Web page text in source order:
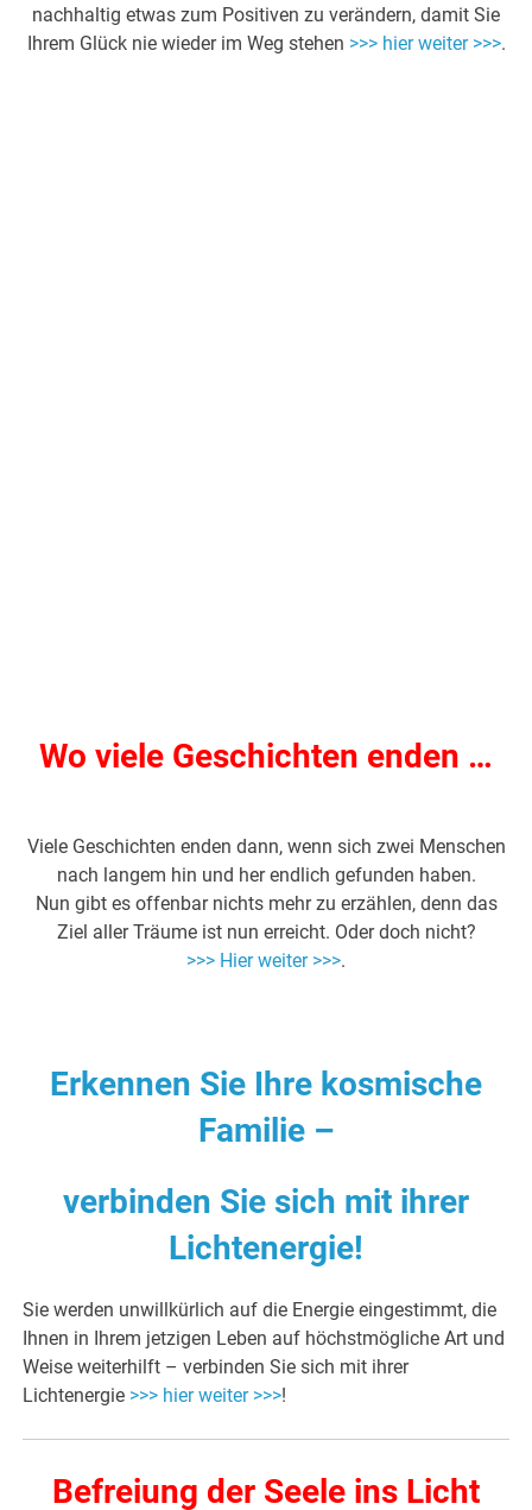
nachhaltig etwas zum Positiven zu verändern, damit Sie
Ihrem Glück nie wieder im Weg stehen >>> hier weiter >>>.
Wo viele Geschichten enden …
Viele Geschichten enden dann, wenn sich zwei Menschen
nach langem hin und her endlich gefunden haben.
Nun gibt es offenbar nichts mehr zu erzählen, denn das
Ziel aller Träume ist nun erreicht. Oder doch nicht?
>>> Hier weiter >>>.
Erkennen Sie Ihre kosmische
Familie –
verbinden Sie sich mit ihrer
Lichtenergie!
Sie werden unwillkürlich auf die Energie eingestimmt, die
Ihnen in Ihrem jetzigen Leben auf höchstmögliche Art und
Weise weiterhilft – verbinden Sie sich mit ihrer
Lichtenergie >>> hier weiter >>>!
Befreiung der Seele ins Licht